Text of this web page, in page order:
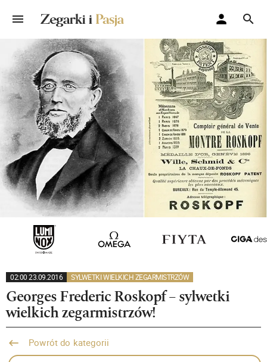
02:00 23.09.2016 SYLWETKI WIELKICH ZEGARMISTRZÓW
Georges Frederic Roskopf – sylwetki
wielkich zegarmistrzów!
Powrót do kategorii